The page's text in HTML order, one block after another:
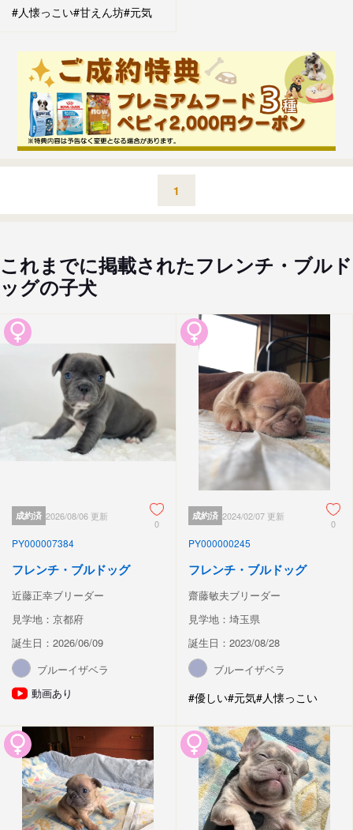
#人懐っこい#甘えん坊#元気
1
これまでに掲載されたフレンチ・ブルド
ッグの子犬
成約済 2026/08/06 更新
0
PY000007384
フレンチ・ブルドッグ
近藤正幸ブリーダー
見学地：京都府
誕生日：2026/06/09
ブルーイザベラ
動画あり
成約済 2024/02/07 更新
0
PY000000245
フレンチ・ブルドッグ
齋藤敏夫ブリーダー
見学地：埼玉県
誕生日：2023/08/28
ブルーイザベラ
#優しい#元気#人懐っこい